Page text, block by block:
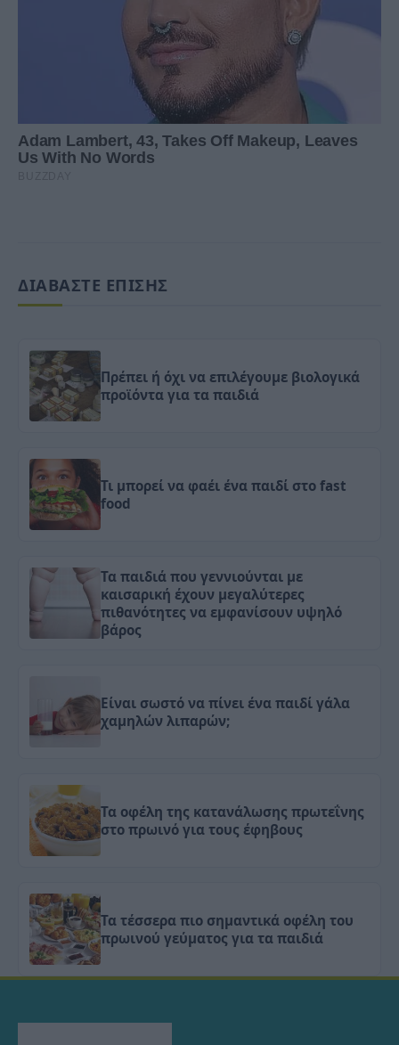
ΔΙΑΒΑΣΤΕ ΕΠΙΣΗΣ
Πρέπει ή όχι να επιλέγουμε βιολογικά
προϊόντα για τα παιδιά
Τι μπορεί να φαέι ένα παιδί στο fast
food
Τα παιδιά που γεννιούνται με
καισαρική έχουν μεγαλύτερες
πιθανότητες να εμφανίσουν υψηλό
βάρος
Είναι σωστό να πίνει ένα παιδί γάλα
χαμηλών λιπαρών;
Τα οφέλη της κατανάλωσης πρωτεΐνης
στο πρωινό για τους έφηβους
Τα τέσσερα πιο σημαντικά οφέλη του
πρωινού γεύματος για τα παιδιά